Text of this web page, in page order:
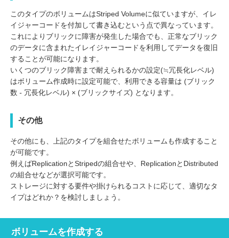
このタイプのボリュームはStriped Volumeに似ていますが、イレ
イジャーコードを付加して書き込むという点で異なっています。
これによりブリックに障害が発生した場合でも、正常なブリック
のデータに含まれたイレイジャーコードを利用してデータを復旧
することが可能になります。
いくつのブリック障害まで耐えられるかの設定(≒冗長化レベル)
はボリューム作成時に設定可能で、利用できる容量は (ブリック
数 - 冗長化レベル) × (ブリックサイズ) となります。
その他
その他にも、上記のタイプを組合せたボリュームも作成すること
が可能です。
例えばReplicationとStripedの組合せや、ReplicationとDistributed
の組合せなどが選択可能です。
ストレージに対する要件や掛けられるコストに応じて、適切なタ
イプはどれか？を検討しましょう。
ボリュームを作成する